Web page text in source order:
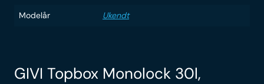
Modelår Ukendt
GIVI Topbox Monolock 30l,